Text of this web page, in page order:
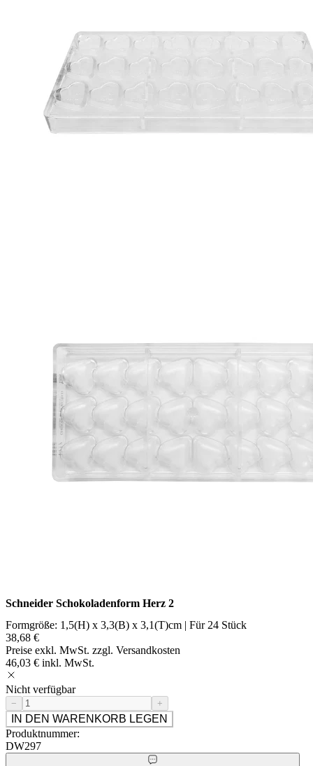
Schneider Schokoladenform Herz 2
Formgröße: 1,5(H) x 3,3(B) x 3,1(T)cm | Für 24 Stück
38,68 €
Preise exkl. MwSt. zzgl. Versandkosten
46,03 € inkl. MwSt.
Nicht verfügbar
− +
IN DEN WARENKORB LEGEN
Produktnummer:
DW297